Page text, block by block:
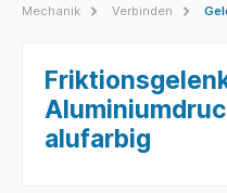
Mechanik Verbinden
alufarbig